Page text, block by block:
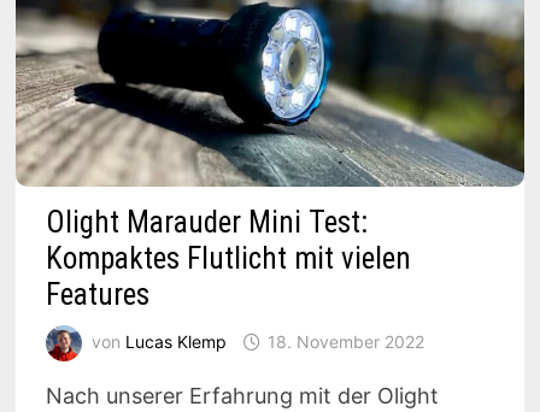
Olight Marauder Mini Test:
Kompaktes Flutlicht mit vielen
Features
von Lucas Klemp 18. November 2022
Nach unserer Erfahrung mit der Olight